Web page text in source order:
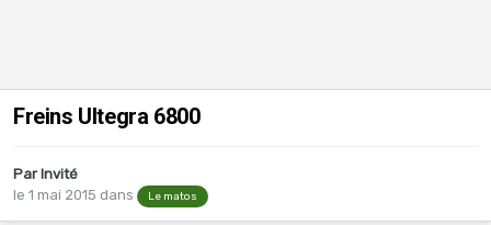
Freins Ultegra 6800
Par Invité
le 1 mai 2015 dans Le matos